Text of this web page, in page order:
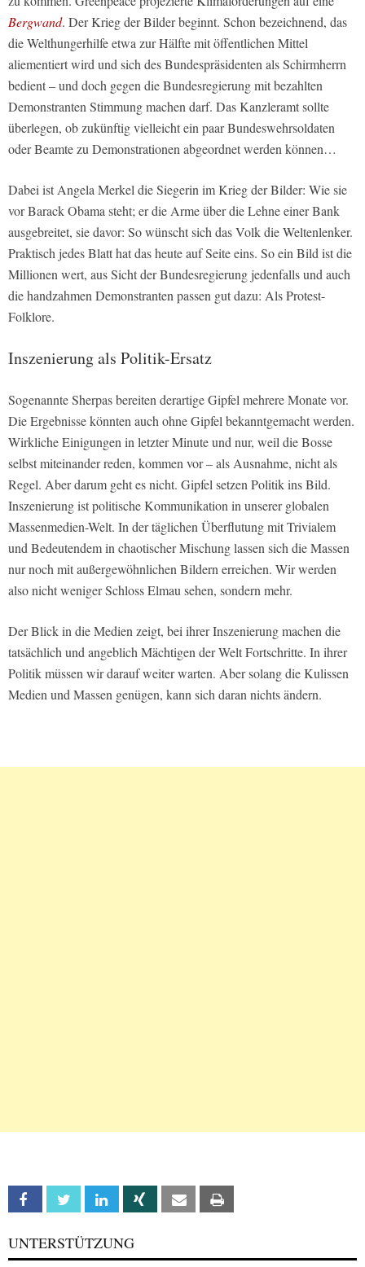
Bergwand. Der Krieg der Bilder beginnt. Schon bezeichnend, das
die Welthungerhilfe etwa zur Hälfte mit öffentlichen Mittel
aliementiert wird und sich des Bundespräsidenten als Schirmherrn
bedient – und doch gegen die Bundesregierung mit bezahlten
Demonstranten Stimmung machen darf. Das Kanzleramt sollte
überlegen, ob zukünftig vielleicht ein paar Bundeswehrsoldaten
oder Beamte zu Demonstrationen abgeordnet werden können…
Dabei ist Angela Merkel die Siegerin im Krieg der Bilder: Wie sie
vor Barack Obama steht; er die Arme über die Lehne einer Bank
ausgebreitet, sie davor: So wünscht sich das Volk die Weltenlenker.
Praktisch jedes Blatt hat das heute auf Seite eins. So ein Bild ist die
Millionen wert, aus Sicht der Bundesregierung jedenfalls und auch
die handzahmen Demonstranten passen gut dazu: Als Protest-
Folklore.
Inszenierung als Politik-Ersatz
Sogenannte Sherpas bereiten derartige Gipfel mehrere Monate vor.
Die Ergebnisse könnten auch ohne Gipfel bekanntgemacht werden.
Wirkliche Einigungen in letzter Minute und nur, weil die Bosse
selbst miteinander reden, kommen vor – als Ausnahme, nicht als
Regel. Aber darum geht es nicht. Gipfel setzen Politik ins Bild.
Inszenierung ist politische Kommunikation in unserer globalen
Massenmedien-Welt. In der täglichen Überflutung mit Trivialem
und Bedeutendem in chaotischer Mischung lassen sich die Massen
nur noch mit außergewöhnlichen Bildern erreichen. Wir werden
also nicht weniger Schloss Elmau sehen, sondern mehr.
Der Blick in die Medien zeigt, bei ihrer Inszenierung machen die
tatsächlich und angeblich Mächtigen der Welt Fortschritte. In ihrer
Politik müssen wir darauf weiter warten. Aber solang die Kulissen
Medien und Massen genügen, kann sich daran nichts ändern.
Facebook Twitter Linkedin Xing Email
UNTERSTÜTZUNG